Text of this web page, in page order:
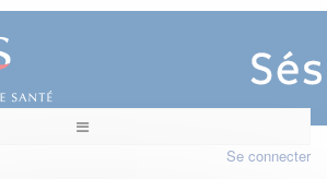
Se connecter